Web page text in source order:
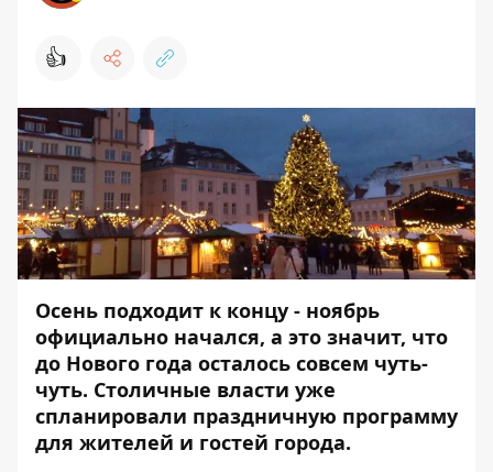
👍
Осень подходит к концу - ноябрь
официально начался, а это значит, что
до Нового года осталось совсем чуть-
чуть. Столичные власти уже
спланировали праздничную программу
для жителей и гостей города.